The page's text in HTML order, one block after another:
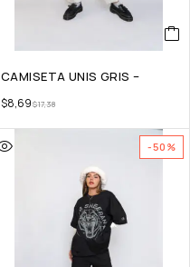
CAMISETA UNIS GRIS –
$17,38
$8,69
-50%